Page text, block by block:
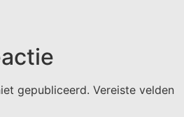
gepubliceerd. Vereiste velden